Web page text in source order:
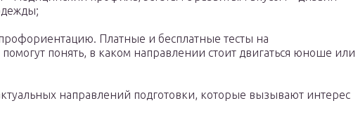
Платные и бесплатные тесты на
понять, в каком направлении стоит двигаться юноше или
направлений подготовки, которые вызывают интерес